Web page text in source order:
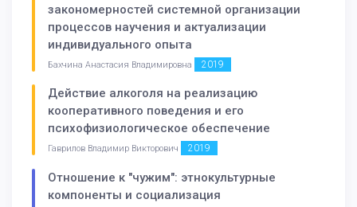
закономерностей системной организации
процессов научения и актуализации
индивидуального опыта
Бахчина Анастасия Владимировна 2019
Действие алкоголя на реализацию
кооперативного поведения и его
психофизиологическое обеспечение
Гаврилов Владимир Викторович 2019
Отношение к "чужим": этнокультурные
компоненты и социализация